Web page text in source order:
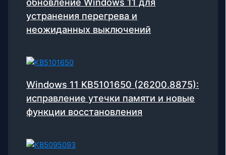
устранения перегрева и
неожиданных выключений
Windows 11 KB5101650 (26200.8875):
исправление утечки памяти и новые
функции восстановления